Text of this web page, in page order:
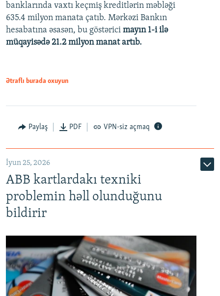
Auto 240p 360p 480p
720p 1080p
480p
720p
banklarında vaxtı keçmiş kreditlərin məbləği
635.4 milyon manata çatıb. Mərkəzi Bankın
hesabatına əsasən, bu göstərici mayın 1-i ilə
müqayisədə 21.2 milyon manat artıb.
Ətraflı burada oxuyun
Paylaş PDF VPN-siz açmaq
İyun 25, 2026
ABB kartlardakı texniki
problemin həll olunduğunu
bildirir